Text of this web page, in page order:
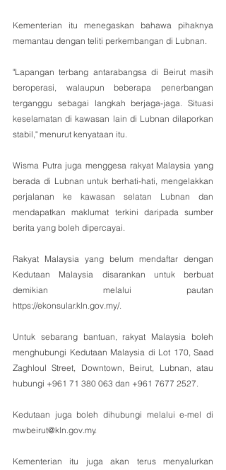
Kementerian itu menegaskan bahawa pihaknya
memantau dengan teliti perkembangan di Lubnan.
"Lapangan terbang antarabangsa di Beirut masih
beroperasi, walaupun beberapa penerbangan
terganggu sebagai langkah berjaga-jaga. Situasi
keselamatan di kawasan lain di Lubnan dilaporkan
stabil," menurut kenyataan itu.
Wisma Putra juga menggesa rakyat Malaysia yang
berada di Lubnan untuk berhati-hati, mengelakkan
perjalanan ke kawasan selatan Lubnan dan
mendapatkan maklumat terkini daripada sumber
berita yang boleh dipercayai.
Rakyat Malaysia yang belum mendaftar dengan
Kedutaan Malaysia disarankan untuk berbuat
demikian melalui pautan
https://ekonsular.kln.gov.my/.
Untuk sebarang bantuan, rakyat Malaysia boleh
menghubungi Kedutaan Malaysia di Lot 170, Saad
Zaghloul Street, Downtown, Beirut, Lubnan, atau
hubungi +961 71 380 063 dan +961 7677 2527.
Kedutaan juga boleh dihubungi melalui e-mel di
mwbeirut@kln.gov.my.
Kementerian itu juga akan terus menyalurkan